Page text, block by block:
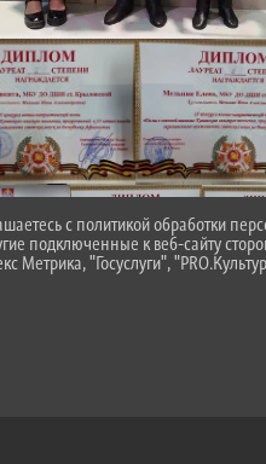
с политикой обработки
подключенные к веб-сайту
Метрика, "Госуслуги",